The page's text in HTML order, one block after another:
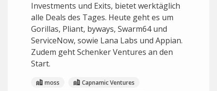
Investments und Exits, bietet werktäglich
alle Deals des Tages. Heute geht es um
Gorillas, Pliant, byways, Swarm64 und
ServiceNow, sowie Lana Labs und Appian.
Zudem geht Schenker Ventures an den
Start.
moss
Capnamic Ventures